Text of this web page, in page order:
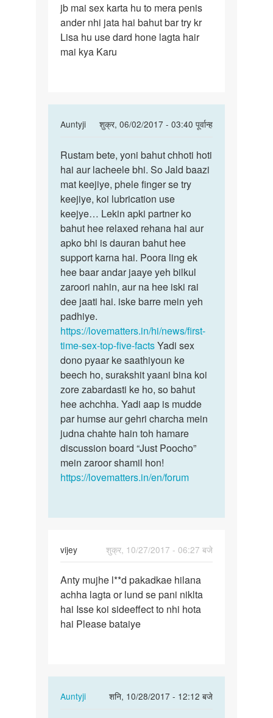
jb
mai
sex
karta
jb mai sex karta hu to mera penis
ander nhi jata hai bahut bar try kr
Lisa hu use dard hone lagta hair
mai kya Karu
Auntyji
शुक्र, 06/02/2017 - 03:40 पूर्वान्ह
In
to
jb
mai
sex
karta
hu
to
mera
by
rustam
Rustam
bete,
yoni
bahut
Rustam bete, yoni bahut chhoti hoti
hai aur lacheele bhi. So Jald baazi
mat keejiye, phele finger se try
keejiye, koi lubrication use
keejye… Lekin apki partner ko
bahut hee relaxed rehana hai aur
apko bhi is dauran bahut hee
support karna hai. Poora ling ek
hee baar andar jaaye yeh bilkul
zaroori nahin, aur na hee iski rai
dee jaati hai. iske barre mein yeh
padhiye.
https://lovematters.in/hi/news/first-
time-sex-top-five-factsYadi sex
dono pyaar ke saathiyoun ke
beech ho, surakshit yaani bina koi
zore zabardasti ke ho, so bahut
hee achchha. Yadi aap is mudde
par humse aur gehri charcha mein
judna chahte hain toh hamare
discussion board “Just Poocho”
mein zaroor shamil hon!
https://lovematters.in/en/forum
vijey
शुक्र, 10/27/2017 - 06:27 बजे
Anty
mujhe
lund
pakadkae…
Anty mujhe l**d pakadkae hilana
achha lagta or lund se pani niklta
hai Isse koi sideeffect to nhi hota
hai Please bataiye
Auntyji
शनि, 10/28/2017 - 12:12 बजे
In